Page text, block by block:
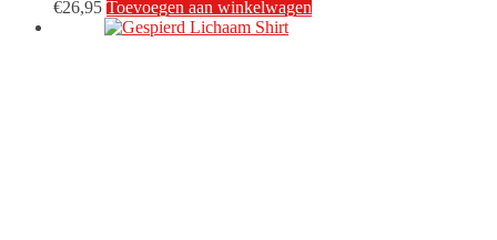
€26,95 Toevoegen aan winkelwagen